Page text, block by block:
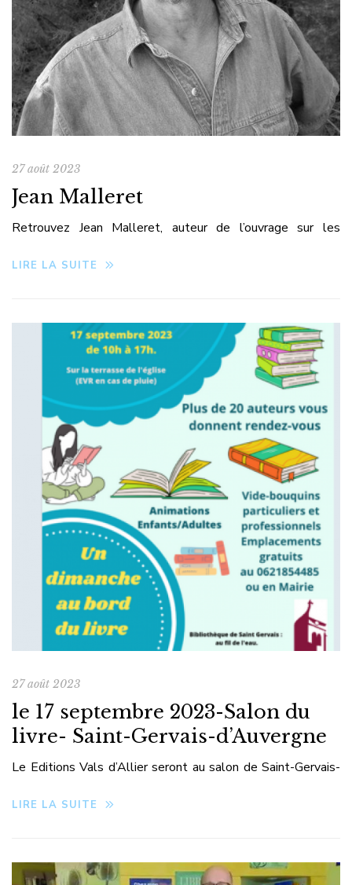
27 août 2023
Jean Malleret
Retrouvez Jean Malleret, auteur de l’ouvrage sur les
novembre 2023.
LIRE LA SUITE
27 août 2023
le 17 septembre 2023-Salon du
livre- Saint-Gervais-d’Auvergne
Le Editions Vals d’Allier seront au salon de Saint-Gervais-
LIRE LA SUITE